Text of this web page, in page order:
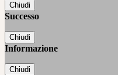
Chiudi
Successo
Chiudi
Informazione
Chiudi